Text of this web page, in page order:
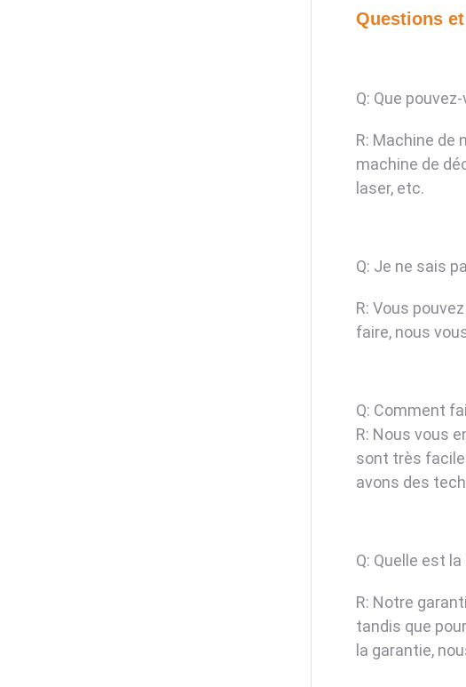
Questions
Q: Que
R: Machine de
machine de
laser, etc.
Q: Je ne sais
R: Vous
faire, nous
Q: Comment
R: Nous vous
sont très
avons des
Q: Quelle est
R: Notre
tandis que
la garantie,